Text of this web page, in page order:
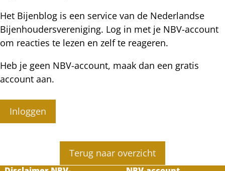
Het Bijenblog is een service van de Nederlandse
Bijenhoudersvereniging. Log in met je NBV-account
om reacties te lezen en zelf te reageren.
Heb je geen NBV-account, maak dan een gratis
account aan.
Inloggen
Terug naar overzicht